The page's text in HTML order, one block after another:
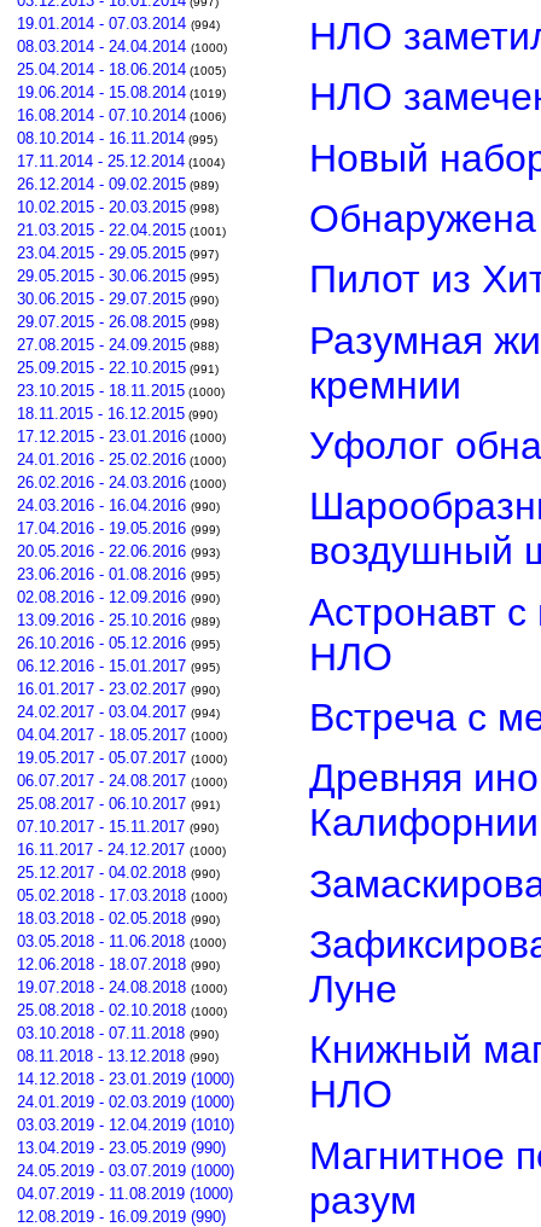
19.01.2014 - 07.03.2014 (994)
08.03.2014 - 24.04.2014 (1000)
25.04.2014 - 18.06.2014 (1005)
19.06.2014 - 15.08.2014 (1019)
16.08.2014 - 07.10.2014 (1006)
08.10.2014 - 16.11.2014 (995)
17.11.2014 - 25.12.2014 (1004)
26.12.2014 - 09.02.2015 (989)
10.02.2015 - 20.03.2015 (998)
21.03.2015 - 22.04.2015 (1001)
23.04.2015 - 29.05.2015 (997)
29.05.2015 - 30.06.2015 (995)
30.06.2015 - 29.07.2015 (990)
29.07.2015 - 26.08.2015 (998)
27.08.2015 - 24.09.2015 (988)
25.09.2015 - 22.10.2015 (991)
23.10.2015 - 18.11.2015 (1000)
18.11.2015 - 16.12.2015 (990)
17.12.2015 - 23.01.2016 (1000)
24.01.2016 - 25.02.2016 (1000)
26.02.2016 - 24.03.2016 (1000)
24.03.2016 - 16.04.2016 (990)
17.04.2016 - 19.05.2016 (999)
20.05.2016 - 22.06.2016 (993)
23.06.2016 - 01.08.2016 (995)
02.08.2016 - 12.09.2016 (990)
13.09.2016 - 25.10.2016 (989)
26.10.2016 - 05.12.2016 (995)
06.12.2016 - 15.01.2017 (995)
16.01.2017 - 23.02.2017 (990)
24.02.2017 - 03.04.2017 (994)
04.04.2017 - 18.05.2017 (1000)
19.05.2017 - 05.07.2017 (1000)
06.07.2017 - 24.08.2017 (1000)
25.08.2017 - 06.10.2017 (991)
07.10.2017 - 15.11.2017 (990)
16.11.2017 - 24.12.2017 (1000)
25.12.2017 - 04.02.2018 (990)
05.02.2018 - 17.03.2018 (1000)
18.03.2018 - 02.05.2018 (990)
03.05.2018 - 11.06.2018 (1000)
12.06.2018 - 18.07.2018 (990)
19.07.2018 - 24.08.2018 (1000)
25.08.2018 - 02.10.2018 (1000)
03.10.2018 - 07.11.2018 (990)
08.11.2018 - 13.12.2018 (990)
14.12.2018 - 23.01.2019 (1000)
24.01.2019 - 02.03.2019 (1000)
03.03.2019 - 12.04.2019 (1010)
13.04.2019 - 23.05.2019 (990)
24.05.2019 - 03.07.2019 (1000)
04.07.2019 - 11.08.2019 (1000)
12.08.2019 - 16.09.2019 (990)
НЛО
НЛО
Новый
Обнаружена
Пилот из
Разумная
кремнии
Уфолог
воздушный
Астронавт
НЛО
Встреча с
Древняя
Калифорнии
Луне
Книжный
НЛО
Магнитное
разум